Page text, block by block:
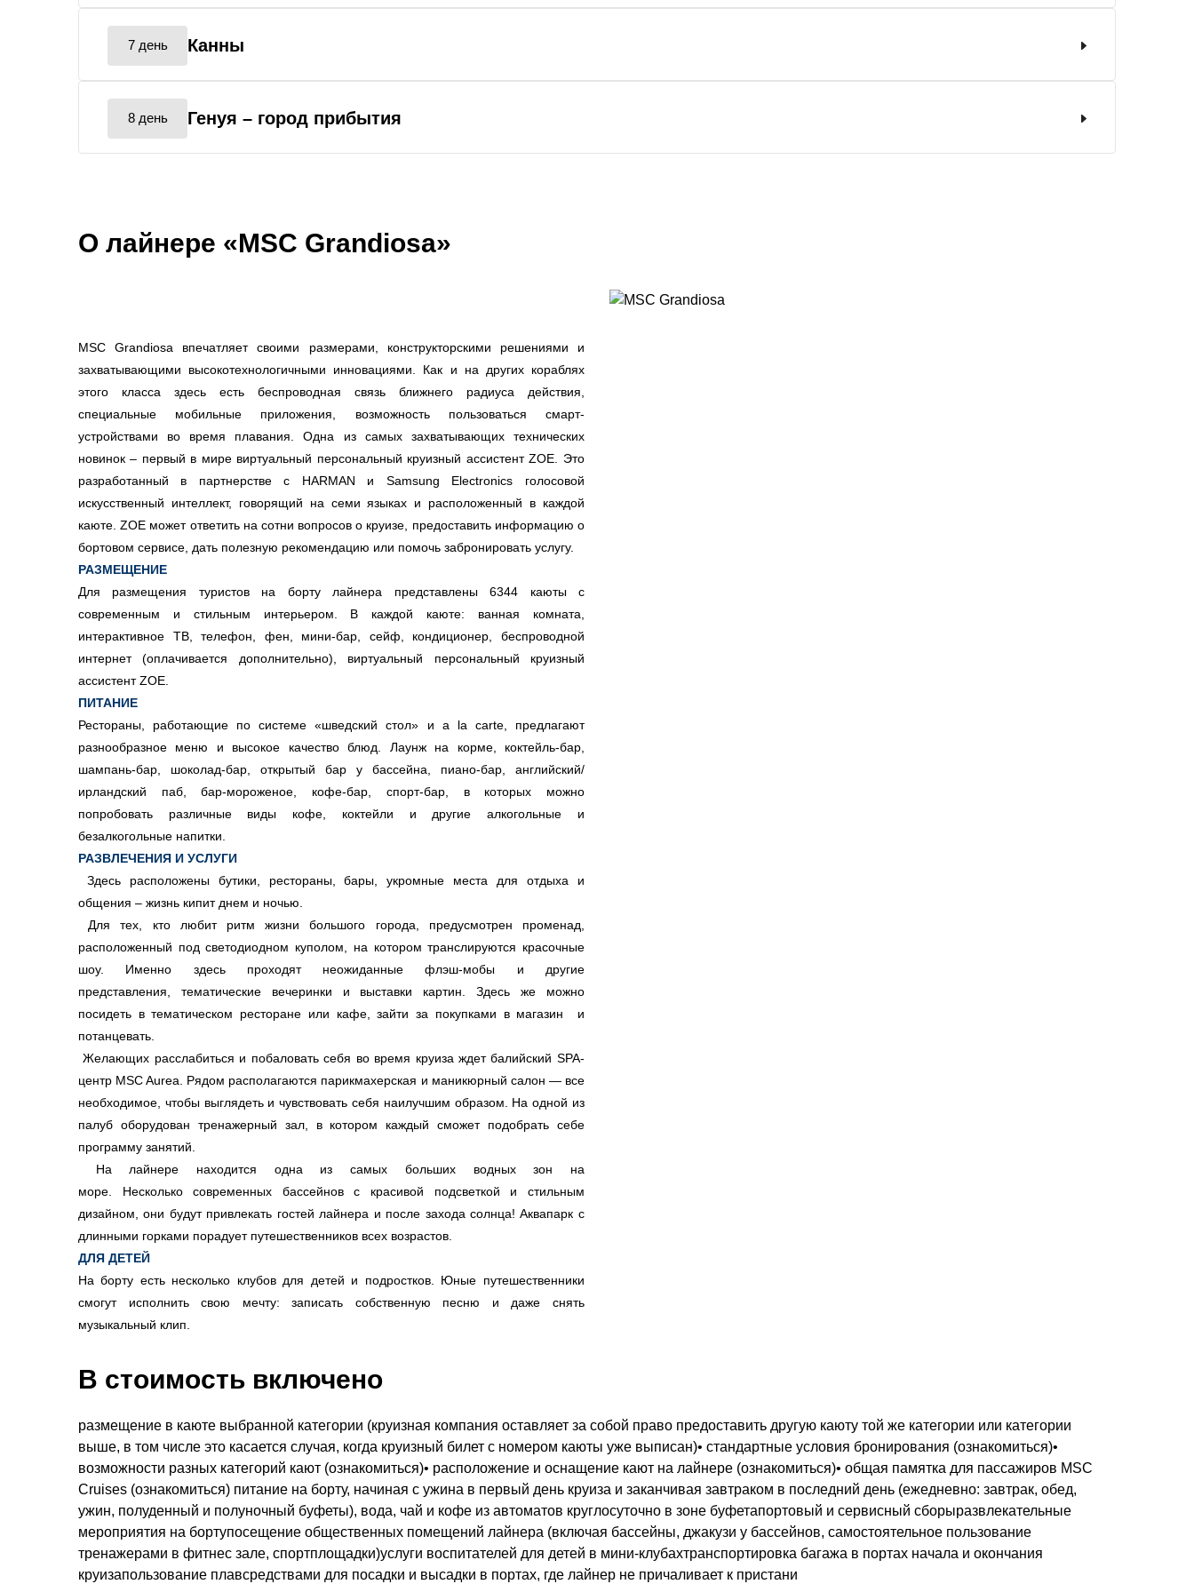
7 день Канны
8 день Генуя – город прибытия
О лайнере «MSC Grandiosa»
MSC Grandiosa впечатляет своими размерами, конструкторскими решениями и
захватывающими высокотехнологичными инновациями. Как и на других кораблях
этого класса здесь есть беспроводная связь ближнего радиуса действия,
специальные мобильные приложения, возможность пользоваться смарт-
устройствами во время плавания. Одна из самых захватывающих технических
новинок – первый в мире виртуальный персональный круизный ассистент ZOE. Это
разработанный в партнерстве с HARMAN и Samsung Electronics голосовой
искусственный интеллект, говорящий на семи языках и расположенный в каждой
каюте. ZOE может ответить на сотни вопросов о круизе, предоставить информацию о
бортовом сервисе, дать полезную рекомендацию или помочь забронировать услугу.
РАЗМЕЩЕНИЕ
Для размещения туристов на борту лайнера представлены 6344 каюты с
современным и стильным интерьером. В каждой каюте: ванная комната,
интерактивное ТВ, телефон, фен, мини-бар, сейф, кондиционер, беспроводной
интернет (оплачивается дополнительно), виртуальный персональный круизный
ассистент ZOE.
ПИТАНИЕ
Рестораны, работающие по системе «шведский стол» и a la carte, предлагают
разнообразное меню и высокое качество блюд. Лаунж на корме, коктейль-бар,
шампань-бар, шоколад-бар, открытый бар у бассейна, пиано-бар, английский/
ирландский паб, бар-мороженое, кофе-бар, спорт-бар, в которых можно
попробовать различные виды кофе, коктейли и другие алкогольные и
безалкогольные напитки.
РАЗВЛЕЧЕНИЯ И УСЛУГИ
Здесь расположены бутики, рестораны, бары, укромные места для отдыха и
общения – жизнь кипит днем и ночью.
Для тех, кто любит ритм жизни большого города, предусмотрен променад,
расположенный под светодиодном куполом, на котором транслируются красочные
шоу. Именно здесь проходят неожиданные флэш-мобы и другие
представления, тематические вечеринки и выставки картин. Здесь же можно
посидеть в тематическом ресторане или кафе, зайти за покупками в магазин и
потанцевать.
Желающих расслабиться и побаловать себя во время круиза ждет балийский SPA-
центр MSC Aurea. Рядом располагаются парикмахерская и маникюрный салон — все
необходимое, чтобы выглядеть и чувствовать себя наилучшим образом. На одной из
палуб оборудован тренажерный зал, в котором каждый сможет подобрать себе
программу занятий.
На лайнере находится одна из самых больших водных зон на
море. Несколько современных бассейнов с красивой подсветкой и стильным
дизайном, они будут привлекать гостей лайнера и после захода солнца! Аквапарк с
длинными горками порадует путешественников всех возрастов.
ДЛЯ ДЕТЕЙ
На борту есть несколько клубов для детей и подростков. Юные путешественники
смогут исполнить свою мечту: записать собственную песню и даже снять
музыкальный клип.
В стоимость включено
размещение в каюте выбранной категории (круизная компания оставляет за собой право предоставить другую каюту той же категории или категории
выше, в том числе это касается случая, когда круизный билет с номером каюты уже выписан)• стандартные условия бронирования (ознакомиться)•
возможности разных категорий кают (ознакомиться)• расположение и оснащение кают на лайнере (ознакомиться)• общая памятка для пассажиров MSC
Cruises (ознакомиться) питание на борту, начиная с ужина в первый день круиза и заканчивая завтраком в последний день (ежедневно: завтрак, обед,
ужин, полуденный и полуночный буфеты), вода, чай и кофе из автоматов круглосуточно в зоне буфетапортовый и сервисный сборыразвлекательные
мероприятия на бортупосещение общественных помещений лайнера (включая бассейны, джакузи у бассейнов, самостоятельное пользование
тренажерами в фитнес зале, спортплощадки)услуги воспитателей для детей в мини-клубахтранспортировка багажа в портах начала и окончания
круизапользование плавсредствами для посадки и высадки в портах, где лайнер не причаливает к пристани